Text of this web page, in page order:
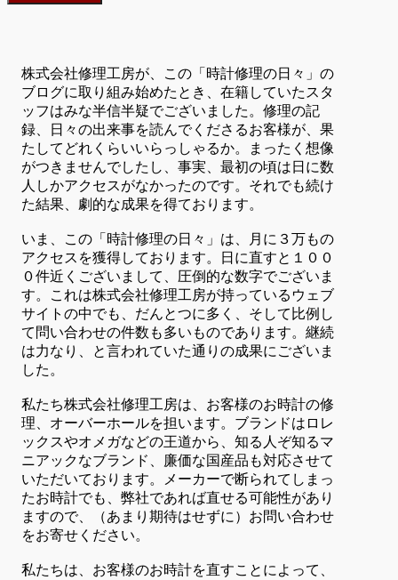
株式会社修理工房が、この「時計修理の日々」の
ブログに取り組み始めたとき、在籍していたスタ
ッフはみな半信半疑でございました。修理の記
録、日々の出来事を読んでくださるお客様が、果
たしてどれくらいいらっしゃるか。まったく想像
がつきませんでしたし、事実、最初の頃は日に数
人しかアクセスがなかったのです。それでも続け
た結果、劇的な成果を得ております。
いま、この「時計修理の日々」は、月に３万もの
アクセスを獲得しております。日に直すと１００
０件近くございまして、圧倒的な数字でございま
す。これは株式会社修理工房が持っているウェブ
サイトの中でも、だんとつに多く、そして比例し
て問い合わせの件数も多いものであります。継続
は力なり、と言われていた通りの成果にございま
した。
私たち株式会社修理工房は、お客様のお時計の修
理、オーバーホールを担います。ブランドはロレ
ックスやオメガなどの王道から、知る人ぞ知るマ
ニアックなブランド、廉価な国産品も対応させて
いただいております。メーカーで断られてしまっ
たお時計でも、弊社であれば直せる可能性があり
ますので、（あまり期待はせずに）お問い合わせ
をお寄せください。
私たちは、お客様のお時計を直すことによって、